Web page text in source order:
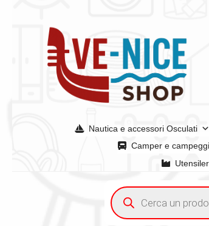
alla
navigazione
contenuto
Nautica e accessori Osculati
Camper e
Acquisto iva 4% (agevolata)Chi
Spedizioni in europaSpedizioni in italia
Ricerca
prodotti